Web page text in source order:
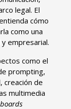
legal. El
cómo
como una
empresarial.
como el
prompting,
creación de
multimedia